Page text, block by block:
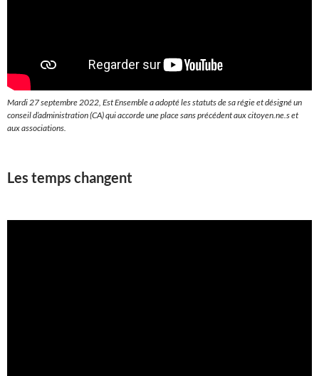
Mardi 27 septembre 2022, Est Ensemble a adopté les statuts de sa régie et désigné un
conseil d’administration (CA) qui accorde une place sans précédent aux citoyen.ne.s et
aux associations.
Les temps changent